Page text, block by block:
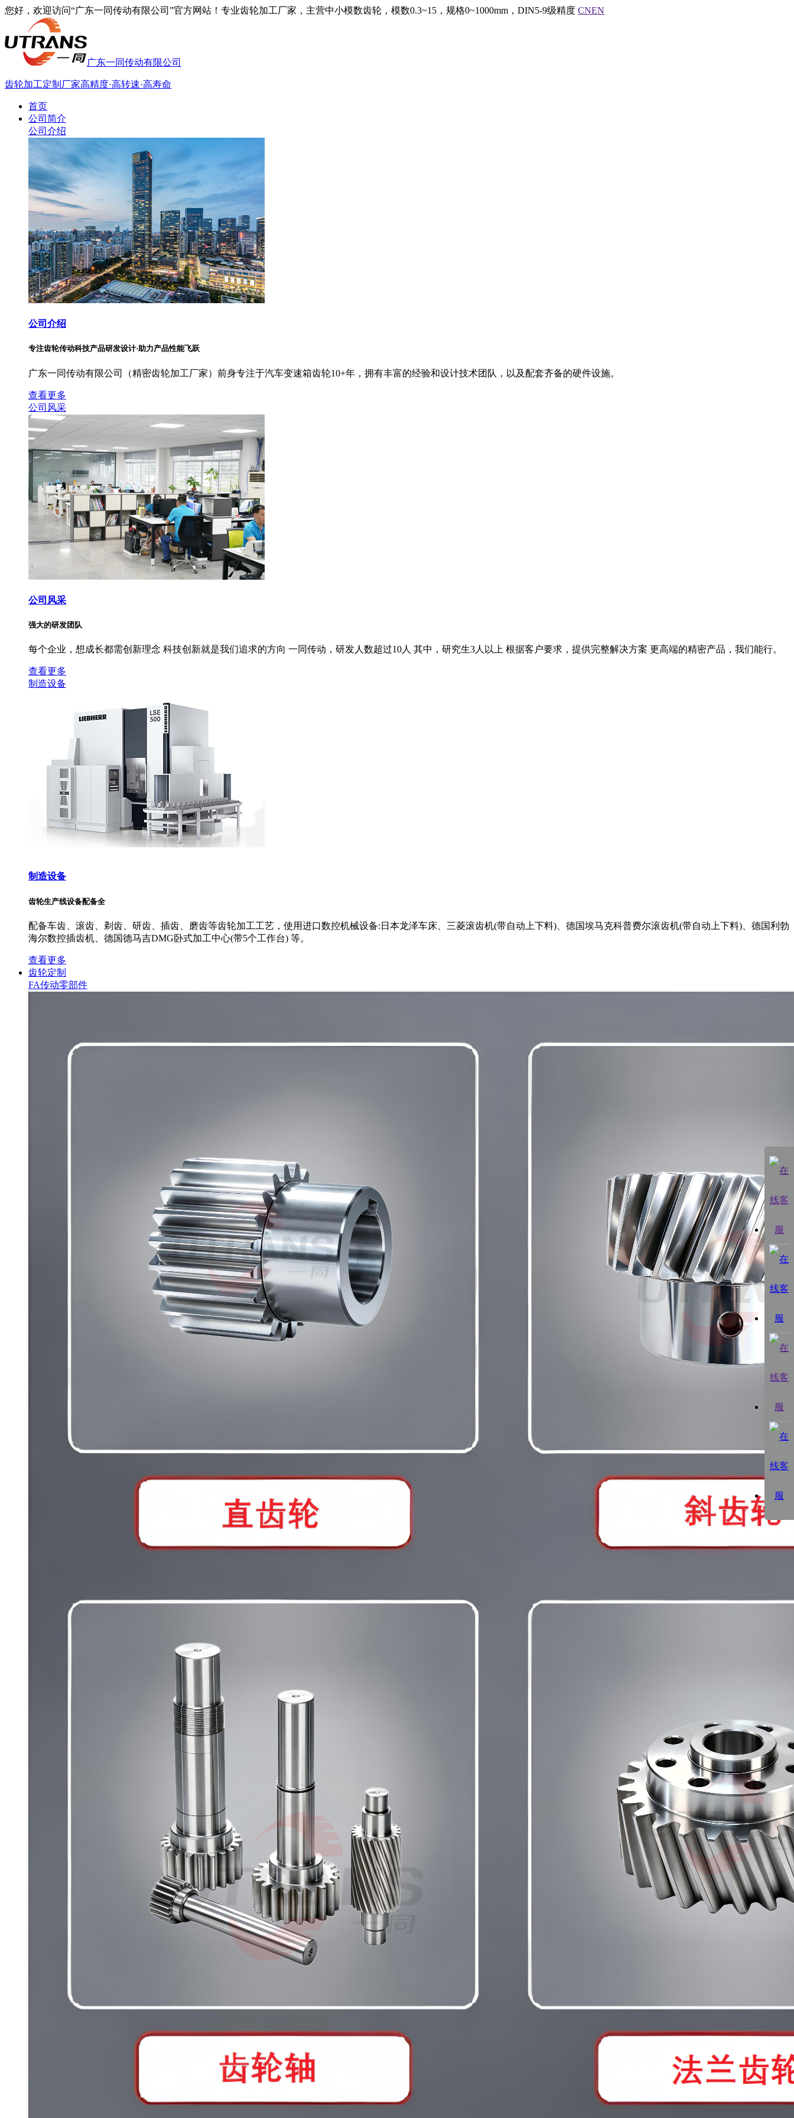
您好，欢迎访问“广东一同传动有限公司”官方网站！专业齿轮加工厂家，主营中小模数齿轮，模数0.3~15，规格0~1000mm，DIN5-9级精度 CNEN
广东一同传动有限公司
齿轮加工定制厂家高精度·高转速·高寿命
首页
公司简介
公司介绍
公司介绍
专注齿轮传动科技产品研发设计·助力产品性能飞跃
广东一同传动有限公司（精密齿轮加工厂家）前身专注于汽车变速箱齿轮10+年，拥有丰富的经验和设计技术团队，以及配套齐备的硬件设施。
查看更多
公司风采
公司风采
强大的研发团队
每个企业，想成长都需创新理念 科技创新就是我们追求的方向 一同传动，研发人数超过10人 其中，研究生3人以上 根据客户要求，提供完整解决方案 更高端的精密产品，我们能行。
查看更多
制造设备
制造设备
齿轮生产线设备配备全
配备车齿、滚齿、剃齿、研齿、插齿、磨齿等齿轮加工工艺，使用进口数控机械设备:日本龙泽车床、三菱滚齿机(带自动上下料)、德国埃马克科普费尔滚齿机(带自动上下料)、德国利勃
海尔数控插齿机、德国德马吉DMG卧式加工中心(带5个工作台) 等。
查看更多
齿轮定制
FA传动零部件